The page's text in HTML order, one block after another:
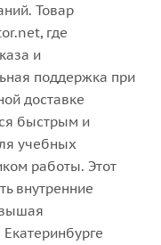
Товар
где
и
поддержка при
доставке
быстрым и
учебных
работы. Этот
внутренние